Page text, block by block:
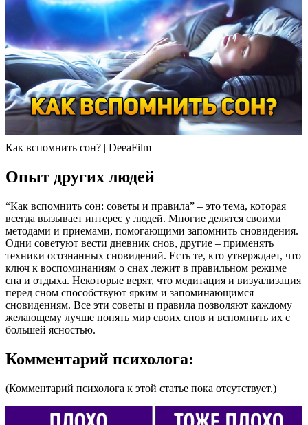
Как вспомнить сон? | DeeaFilm
Опыт других людей
“Как вспомнить сон: советы и правила” – это тема, которая
всегда вызывает интерес у людей. Многие делятся своими
методами и приемами, помогающими запомнить сновидения.
Одни советуют вести дневник снов, другие – применять
техники осознанных сновидений. Есть те, кто утверждает, что
ключ к воспоминаниям о снах лежит в правильном режиме
сна и отдыха. Некоторые верят, что медитация и визуализация
перед сном способствуют ярким и запоминающимся
сновидениям. Все эти советы и правила позволяют каждому
желающему лучше понять мир своих снов и вспомнить их с
большей ясностью.
Комментарий психолога:
(Комментарий психолога к этой статье пока отсутствует.)